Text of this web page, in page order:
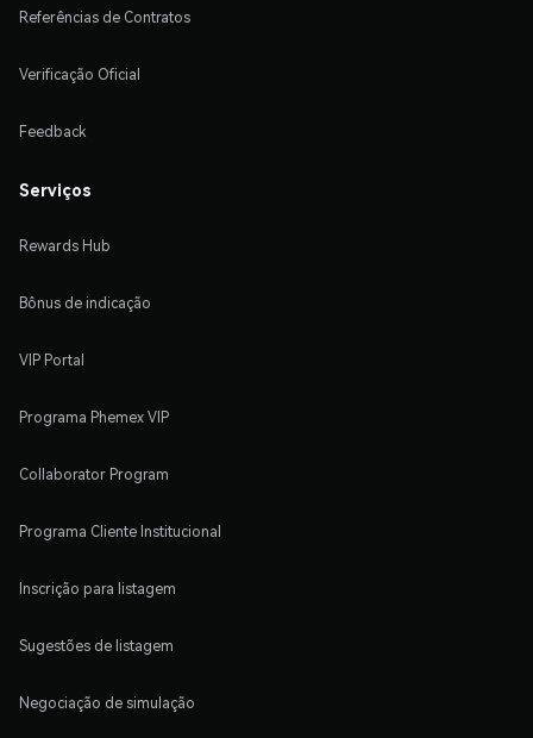
Referências de Contratos
Verificação Oficial
Feedback
Serviços
Rewards Hub
Bônus de indicação
VIP Portal
Programa Phemex VIP
Collaborator Program
Programa Cliente Institucional
Inscrição para listagem
Sugestões de listagem
Negociação de simulação